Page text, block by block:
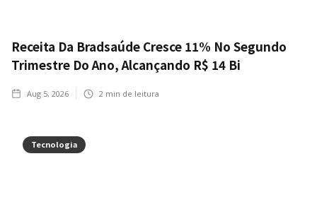
Receita Da Bradsaúde Cresce 11% No Segundo
Trimestre Do Ano, Alcançando R$ 14 Bi
Aug 5, 2026 2 min de leitura
Tecnologia